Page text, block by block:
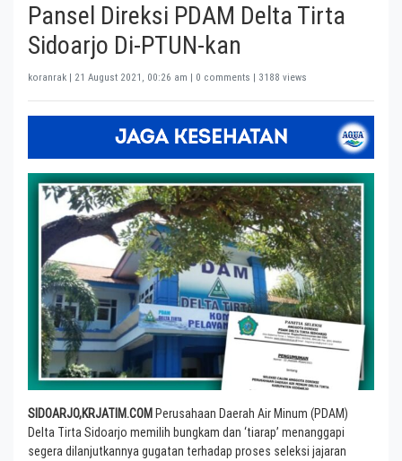
Pansel Direksi PDAM Delta Tirta
Sidoarjo Di-PTUN-kan
koranrak | 21 August 2021, 00:26 am | 0 comments | 3188 views
SIDOARJO,KRJATIM.COM Perusahaan Daerah Air Minum (PDAM)
Delta Tirta Sidoarjo memilih bungkam dan ‘tiarap’ menanggapi
segera dilanjutkannya gugatan terhadap proses seleksi jajaran